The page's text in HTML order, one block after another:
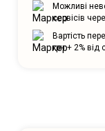
Можливі
сервісів
Вартість
грн + 2%